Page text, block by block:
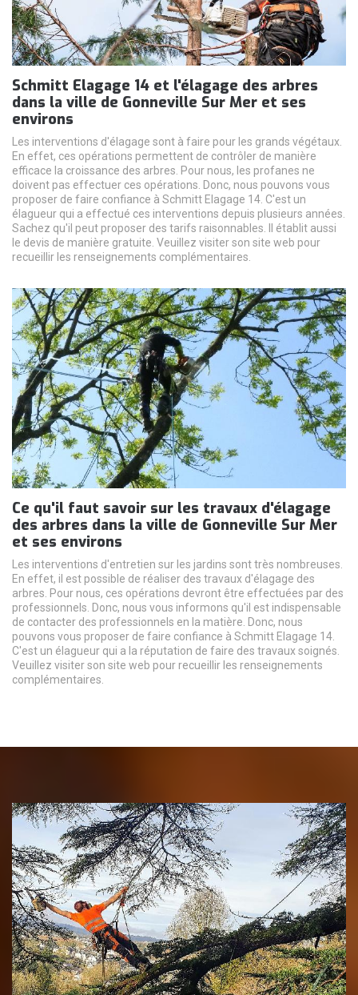
Schmitt Elagage 14 et l'élagage des arbres
dans la ville de Gonneville Sur Mer et ses
environs
Les interventions d'élagage sont à faire pour les grands végétaux.
En effet, ces opérations permettent de contrôler de manière
efficace la croissance des arbres. Pour nous, les profanes ne
doivent pas effectuer ces opérations. Donc, nous pouvons vous
proposer de faire confiance à Schmitt Elagage 14. C'est un
élagueur qui a effectué ces interventions depuis plusieurs années.
Sachez qu'il peut proposer des tarifs raisonnables. Il établit aussi
le devis de manière gratuite. Veuillez visiter son site web pour
recueillir les renseignements complémentaires.
Ce qu'il faut savoir sur les travaux d'élagage
des arbres dans la ville de Gonneville Sur Mer
et ses environs
Les interventions d'entretien sur les jardins sont très nombreuses.
En effet, il est possible de réaliser des travaux d'élagage des
arbres. Pour nous, ces opérations devront être effectuées par des
professionnels. Donc, nous vous informons qu'il est indispensable
de contacter des professionnels en la matière. Donc, nous
pouvons vous proposer de faire confiance à Schmitt Elagage 14.
C'est un élagueur qui a la réputation de faire des travaux soignés.
Veuillez visiter son site web pour recueillir les renseignements
complémentaires.